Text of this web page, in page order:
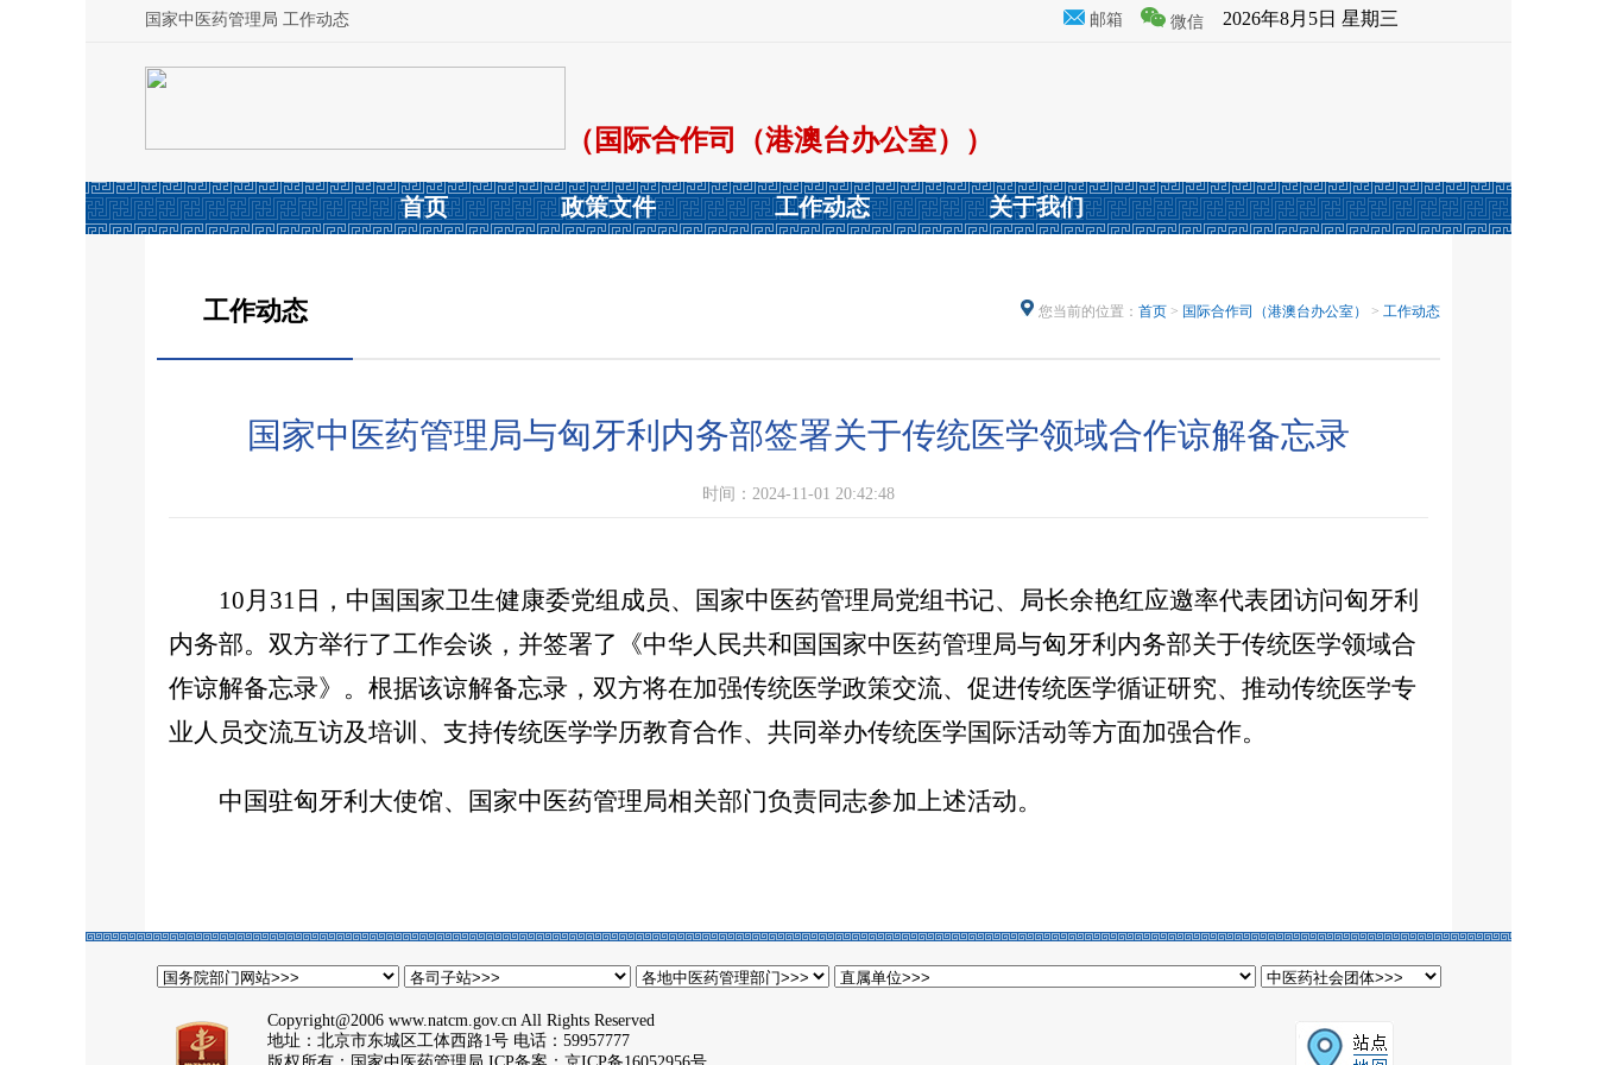
国家中医药管理局 工作动态 邮箱 微信 2026年8月5日 星期三
（国际合作司（港澳台办公室））
首页 政策文件 工作动态 关于我们
工作动态 您当前的位置： 首页 > 国际合作司（港澳台办公室） > 工作动态
国家中医药管理局与匈牙利内务部签署关于传统医学领域合作谅解备忘录
时间：2024-11-01 20:42:48
10月31日，中国国家卫生健康委党组成员、国家中医药管理局党组书记、局长余艳红应邀率代表团访问匈牙利
内务部。双方举行了工作会谈，并签署了《中华人民共和国国家中医药管理局与匈牙利内务部关于传统医学领域合
作谅解备忘录》。根据该谅解备忘录，双方将在加强传统医学政策交流、促进传统医学循证研究、推动传统医学专
业人员交流互访及培训、支持传统医学学历教育合作、共同举办传统医学国际活动等方面加强合作。
中国驻匈牙利大使馆、国家中医药管理局相关部门负责同志参加上述活动。
Copyright@2006 www.natcm.gov.cn All Rights Reserved
地址：北京市东城区工体西路1号 电话：59957777